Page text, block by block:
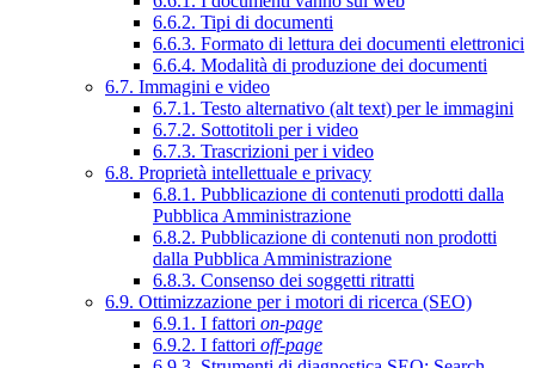
6.6.2. Tipi di documenti
6.6.3. Formato di lettura dei documenti elettronici
6.6.4. Modalità di produzione dei documenti
6.7. Immagini e video
6.7.1. Testo alternativo (alt text) per le immagini
6.7.2. Sottotitoli per i video
6.7.3. Trascrizioni per i video
6.8. Proprietà intellettuale e privacy
6.8.1. Pubblicazione di contenuti prodotti dalla
Pubblica Amministrazione
6.8.2. Pubblicazione di contenuti non prodotti
dalla Pubblica Amministrazione
6.8.3. Consenso dei soggetti ritratti
6.9. Ottimizzazione per i motori di ricerca (SEO)
6.9.1. I fattori on-page
6.9.2. I fattori off-page